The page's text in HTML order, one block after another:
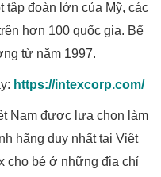
tập đoàn lớn của Mỹ, các
hơn 100 quốc gia. Bể
từ năm 1997.
https://intexcorp.com/
Nam được lựa chọn làm
hãng duy nhất tại Việt
cho bé ở những địa chỉ